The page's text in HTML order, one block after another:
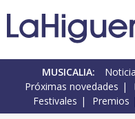
MUSICALIA:
Próximas novedades
Festivales
Premios